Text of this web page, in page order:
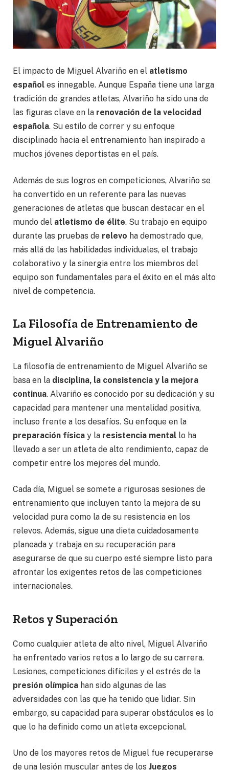
El impacto de Miguel Alvariño en el atletismo
español es innegable. Aunque España tiene una larga
tradición de grandes atletas, Alvariño ha sido una de
las figuras clave en la renovación de la velocidad
española. Su estilo de correr y su enfoque
disciplinado hacia el entrenamiento han inspirado a
muchos jóvenes deportistas en el país.
Además de sus logros en competiciones, Alvariño se
ha convertido en un referente para las nuevas
generaciones de atletas que buscan destacar en el
mundo del atletismo de élite. Su trabajo en equipo
durante las pruebas de relevo ha demostrado que,
más allá de las habilidades individuales, el trabajo
colaborativo y la sinergia entre los miembros del
equipo son fundamentales para el éxito en el más alto
nivel de competencia.
La Filosofía de Entrenamiento de
Miguel Alvariño
La filosofía de entrenamiento de Miguel Alvariño se
basa en la disciplina, la consistencia y la mejora
continua. Alvariño es conocido por su dedicación y su
capacidad para mantener una mentalidad positiva,
incluso frente a los desafíos. Su enfoque en la
preparación física y la resistencia mental lo ha
llevado a ser un atleta de alto rendimiento, capaz de
competir entre los mejores del mundo.
Cada día, Miguel se somete a rigurosas sesiones de
entrenamiento que incluyen tanto la mejora de su
velocidad pura como la de su resistencia en los
relevos. Además, sigue una dieta cuidadosamente
planeada y trabaja en su recuperación para
asegurarse de que su cuerpo esté siempre listo para
afrontar los exigentes retos de las competiciones
internacionales.
Retos y Superación
Como cualquier atleta de alto nivel, Miguel Alvariño
ha enfrentado varios retos a lo largo de su carrera.
Lesiones, competiciones difíciles y el estrés de la
presión olímpica han sido algunas de las
adversidades con las que ha tenido que lidiar. Sin
embargo, su capacidad para superar obstáculos es lo
que lo ha definido como un atleta excepcional.
Uno de los mayores retos de Miguel fue recuperarse
de una lesión muscular antes de los Juegos